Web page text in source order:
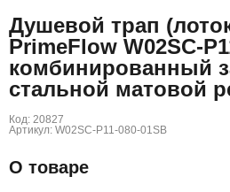
Душевой трап
PrimeFlow W02SC-
комбинированный
стальной матовой
Код: 20827
Артикул: W02SC-P11-080-01SB
О товаре